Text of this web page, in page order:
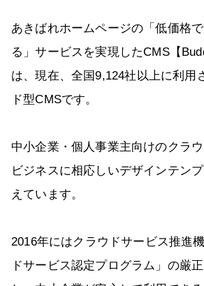
あきばれホームページの「低価格
る」サービスを実現したCMS【
は、現在、全国9,124社以上に利用
ド型CMSです。
中小企業・個人事業主向けのクラウ
ビジネスに相応しいデザインテン
えています。
2016年にはクラウドサービス推進
ドサービス認定プログラム」の厳